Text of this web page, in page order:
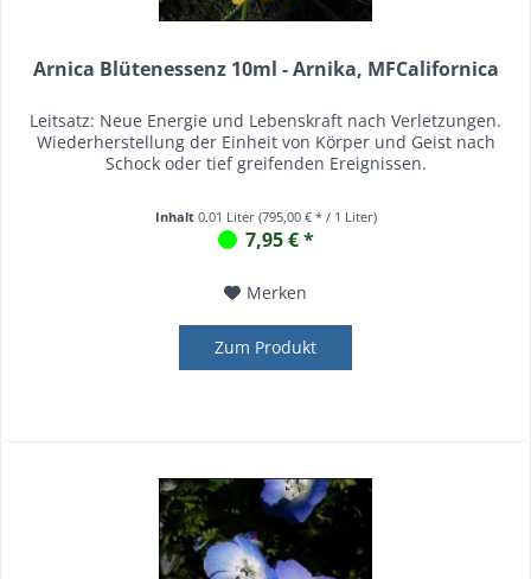
Arnica Blütenessenz 10ml - Arnika, MFCalifornica
Leitsatz: Neue Energie und Lebenskraft nach Verletzungen.
Wiederherstellung der Einheit von Körper und Geist nach
Schock oder tief greifenden Ereignissen.
Inhalt 0.01 Liter (795,00 € * / 1 Liter)
7,95 € *
Merken
Zum Produkt